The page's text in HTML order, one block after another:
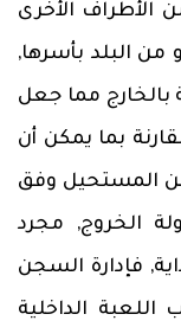
الأطراف الأخرى
البلد بأسرها,
مما جعل
بما يمكن أن
المستحيل وفق
الخروج, مجرد
فإدارة السجن
الداخلية